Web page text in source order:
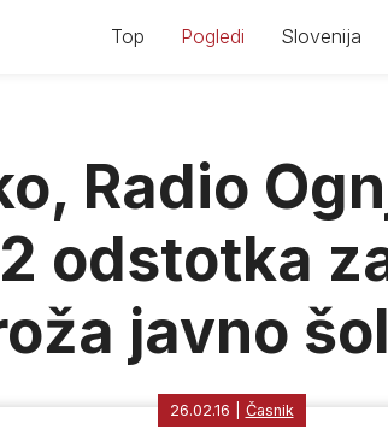
Top Pogledi Slovenija
Radio
odstotka
javno
26.02.16 Časnik